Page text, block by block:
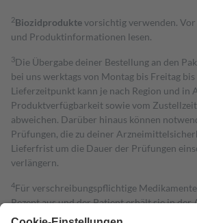
2Biozidproduktevorsichtig verwenden.
und Produktinformationen lesen.
3Die Übergabe deiner Bestellung an den
bei uns werktags von Montag bis Freitag
Lieferzeitpunkt kann je nach Region und in
Produktverfügbarkeit sowie vom
abweichen. Darüber hinaus können
Prüfungen, die zu deiner
Lieferfrist um die Dauer der Prüfungen
verlängern.
4Für verschreibungspflichtige
Rezept aus und der Patient erhält sie in der
gesetzliche Krankenversicherung